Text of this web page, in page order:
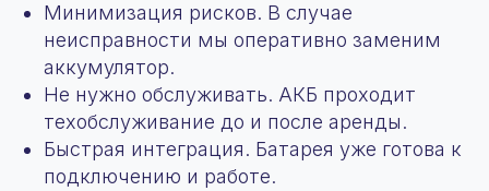
Минимизация рисков. В случае
неисправности мы оперативно заменим
аккумулятор.
Не нужно обслуживать. АКБ проходит
техобслуживание до и после аренды.
Быстрая интеграция. Батарея уже готова к
подключению и работе.